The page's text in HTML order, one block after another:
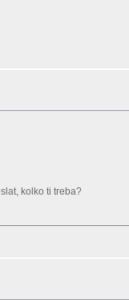
kolko ti treba?